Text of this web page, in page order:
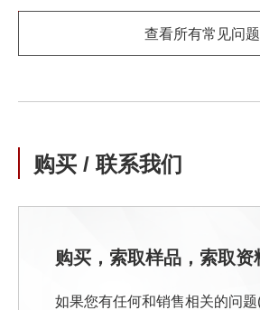
查看所有常见问题
购买 / 联系我们
购买，索取样品，索取资
如果您有任何和销售相关的问题